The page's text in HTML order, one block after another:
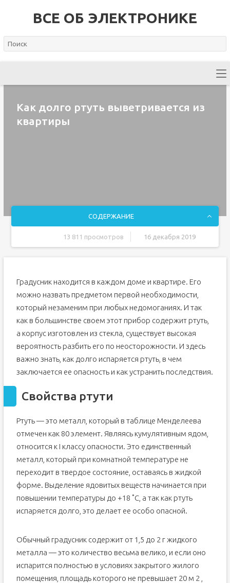
ВСЕ ОБ ЭЛЕКТРОНИКЕ
Как долго ртуть выветривается из
квартиры
СОДЕРЖАНИЕ
13 811 просмотров 16 декабря 2019
Насколько опасна ртуть?
Симптомы отравления
Как собрать ртуть?
Убираем ртуть при помощи медной проволоки
Чистим палас без ворса
Где утилизируют ртуть?
Насколько опасна ртуть?
Симптомы отравления
Как собрать ртуть?
Убираем ртуть при помощи медной проволоки
Как использовать для уборки металлические опилки?
Чистим палас без ворса
Чего нельзя делать с ртутью?
Где утилизируют ртуть?
Градусник находится в каждом доме и квартире. Его
можно назвать предметом первой необходимости,
который незаменим при любых недомоганиях. И так
как в большинстве своем этот прибор содержит ртуть,
а корпус изготовлен из стекла, существует высокая
вероятность разбить его по неосторожности. И здесь
важно знать, как долго испаряется ртуть, в чем
заключается ее опасность и как устранить последствия.
Свойства ртути
Ртуть — это металл, который в таблице Менделеева
отмечен как 80 элемент. Являясь кумулятивным ядом,
относится к I классу опасности. Это единственный
металл, который при комнатной температуре не
переходит в твердое состояние, оставаясь в жидкой
форме. Выделение ядовитых веществ начинается при
повышении температуры до +18 ˚С, а так как ртуть
испаряется долго, это делает ее особо опасной.
Обычный градусник содержит от 1,5 до 2 г жидкого
металла — это количество весьма велико, и если оно
испарится полностью в условиях закрытого жилого
помещения, площадь которого не превышает 20 м 2 ,